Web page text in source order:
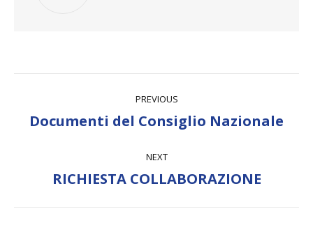
navigation
PREVIOUS
Previous
post:
Documenti del Consiglio Nazionale
NEXT
Next
RICHIESTA COLLABORAZIONE